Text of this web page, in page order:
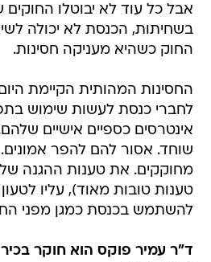
אבל כל עוד לא יבוטלו
בשחיתות, הכנסת לא יכולה
החוק כשהיא מעניקה חסינות.
החסינות המהותית הקיימת
לחברי כנסת לעשות שימוש
אינטרסים כספיים אישיים
שוחד. אסור להם להפר
מחוקקים. את טענות ההגנה של
טענות טובות מאוד), עליו
להשתמש בכנסת כמגן מפני
ד"ר עמיר פוקס הוא חוקר בכיר